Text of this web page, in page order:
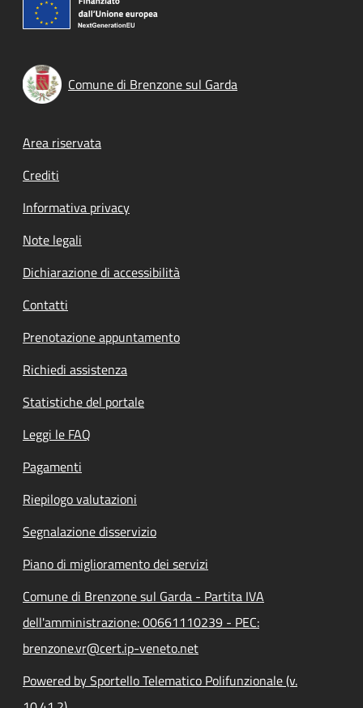
Comune di Brenzone sul Garda
Footer menu
Area riservata
Crediti
Informativa privacy
Note legali
Dichiarazione di accessibilità
Contatti
Prenotazione appuntamento
Richiedi assistenza
Statistiche del portale
Leggi le FAQ
Pagamenti
Riepilogo valutazioni
Segnalazione disservizio
Piano di miglioramento dei servizi
Comune di Brenzone sul Garda - Partita IVA
dell'amministrazione: 00661110239 - PEC:
brenzone.vr@cert.ip-veneto.net
Powered by Sportello Telematico Polifunzionale (v.